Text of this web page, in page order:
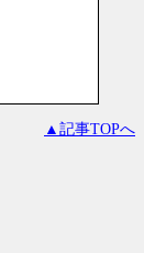
▲記事TOPへ